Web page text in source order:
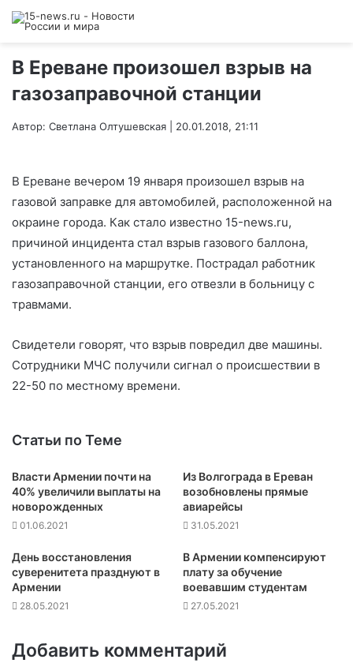
В Ереване произошел взрыв на
газозаправочной станции
Автор: Светлана Олтушевская | 20.01.2018, 21:11
В Ереване вечером 19 января произошел взрыв на
газовой заправке для автомобилей, расположенной на
окраине города. Как стало известно 15-news.ru,
причиной инцидента стал взрыв газового баллона,
установленного на маршрутке. Пострадал работник
газозаправочной станции, его отвезли в больницу с
травмами.
Свидетели говорят, что взрыв повредил две машины.
Сотрудники МЧС получили сигнал о происшествии в
22-50 по местному времени.
Статьи по Теме
Власти Армении почти на
40% увеличили выплаты на
новорожденных
01.06.2021
Из Волгограда в Ереван
возобновлены прямые
авиарейсы
31.05.2021
День восстановления
суверенитета празднуют в
Армении
28.05.2021
В Армении компенсируют
плату за обучение
воевавшим студентам
27.05.2021
Добавить комментарий